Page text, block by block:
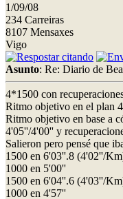
1/09/08
234 Carreiras
8107 Mensaxes
Vigo
Asunto: Re: Diario de
4*1500 con
Ritmo objetivo en el plan
Ritmo objetivo en base a
4'05''/4'00'' y
Salieron pero pensé que
1500 en 6'03''.8 (4'02''/
1000 en 5'00''
1500 en 6'04''.6 (4'03''/
1000 en 4'57''